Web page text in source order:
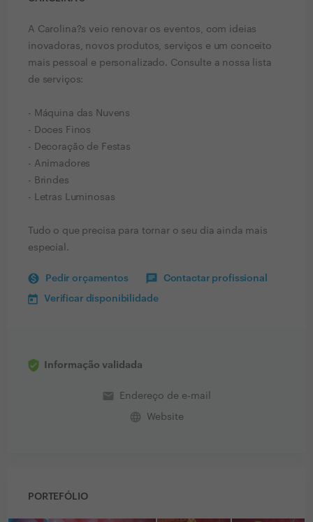
A Carolina?s veio renovar os eventos, com ideias
inovadoras, novos produtos, serviços e um conceito
mais pessoal e personalizado. Consulte a nossa lista
de serviços:
- Máquina das Nuvens
- Doces Finos
- Decoração de Festas
- Animadores
- Brindes
- Letras Luminosas
Tudo o que precisa para tornar o seu dia ainda mais
especial.
Pedir orçamentos Contactar profissional
Verificar disponibilidade
Informação validada
email Endereço de e-mail
language Website
PORTEFÓLIO